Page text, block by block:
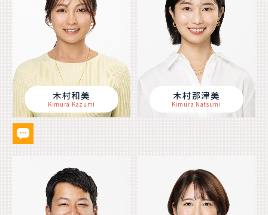
木村和美
Kimura Kazumi
木村那津美
Kimura Natsumi